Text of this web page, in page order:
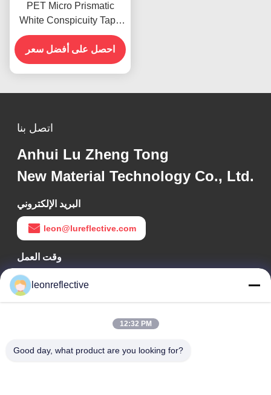
PET Micro Prismatic
White Conspicuity Tape
شريط منعكس للسيارات
معتمد ECE
احصل على أفضل سعر
اتصل بنا
Anhui Lu Zheng Tong
New Material Technology Co., Ltd.
البريد الإلكتروني
leon@lureflective.com
وقت العمل
9:00-18:00
عنواننا
التكنولوجيا العالية، هيفي، أنهوي، الصين
leonreflective
12:32 PM
Good day, what product are you looking for?